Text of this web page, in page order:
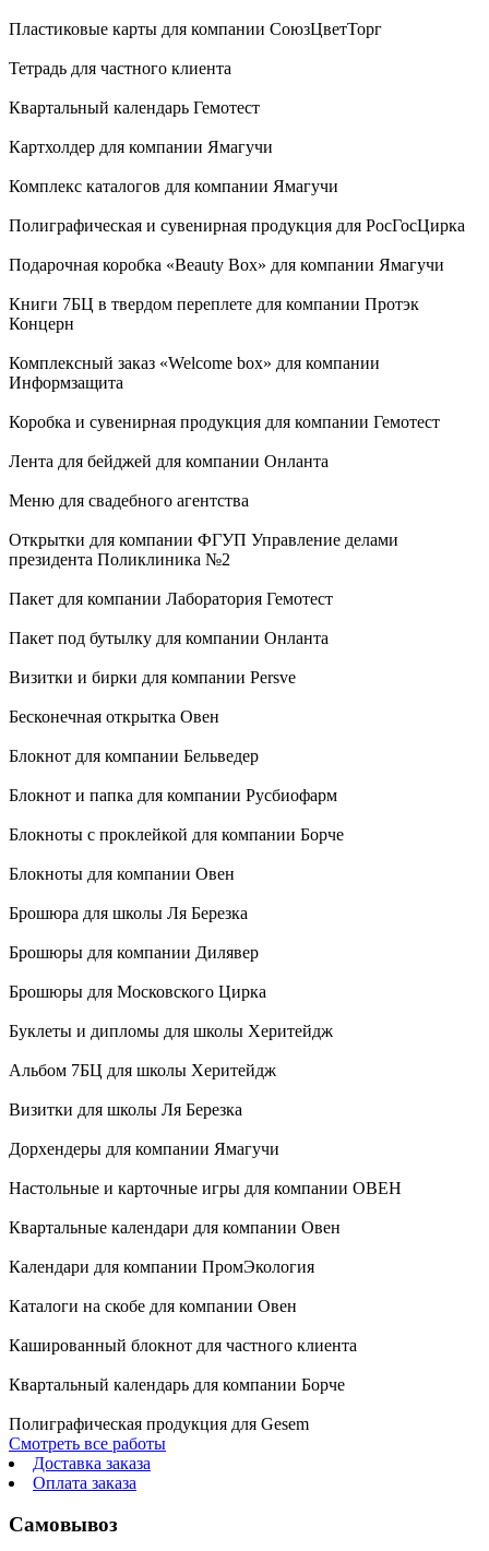
Пластиковые карты для компании СоюзЦветТорг
Тетрадь для частного клиента
Квартальный календарь Гемотест
Картхолдер для компании Ямагучи
Комплекс каталогов для компании Ямагучи
Полиграфическая и сувенирная продукция для РосГосЦирка
Подарочная коробка «Beauty Box» для компании Ямагучи
Книги 7БЦ в твердом переплете для компании Протэк
Концерн
Комплексный заказ «Welcome box» для компании
Информзащита
Коробка и сувенирная продукция для компании Гемотест
Лента для бейджей для компании Онланта
Меню для свадебного агентства
Открытки для компании ФГУП Управление делами
президента Поликлиника №2
Пакет для компании Лаборатория Гемотест
Пакет под бутылку для компании Онланта
Визитки и бирки для компании Persve
Бесконечная открытка Овен
Блокнот для компании Бельведер
Блокнот и папка для компании Русбиофарм
Блокноты с проклейкой для компании Борче
Блокноты для компании Овен
Брошюра для школы Ля Березка
Брошюры для компании Дилявер
Брошюры для Московского Цирка
Буклеты и дипломы для школы Херитейдж
Альбом 7БЦ для школы Херитейдж
Визитки для школы Ля Березка
Дорхендеры для компании Ямагучи
Настольные и карточные игры для компании ОВЕН
Квартальные календари для компании Овен
Календари для компании ПромЭкология
Каталоги на скобе для компании Овен
Кашированный блокнот для частного клиента
Квартальный календарь для компании Борче
Полиграфическая продукция для Gesem
Смотреть все работы
Доставка заказа
Оплата заказа
Самовывоз